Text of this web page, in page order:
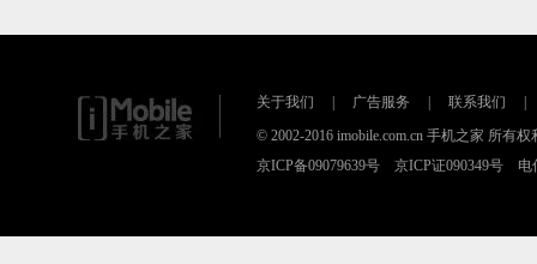
关于我们 广告服务 联系我们
© 2002-2016 imobile.com.cn 手机之家 所有
京ICP备09079639号 京ICP证090349号 电